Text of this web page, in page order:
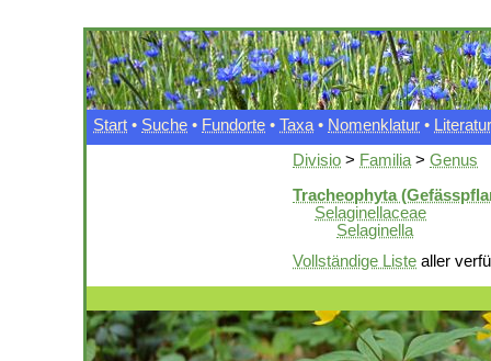
Start • Suche • Fundorte • Taxa • Nomenklatur • Literatur
Divisio > Familia > Genus
Tracheophyta
Selaginellaceae
Selaginella
Vollständige Liste aller